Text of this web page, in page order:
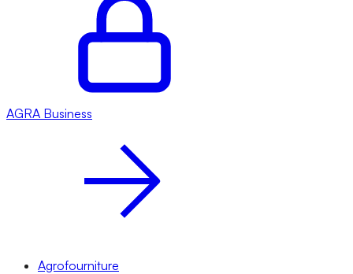
AGRA Business
Agrofourniture